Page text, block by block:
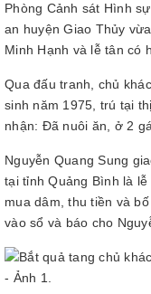
Phòng Cảnh sát Hình
an huyện Giao Thủy
Minh Hạnh và lễ tân có
Qua đấu tranh, chủ
sinh năm 1975, trú tại
nhận: Đã nuôi ăn, ở 2
Nguyễn Quang Sung
tại tỉnh Quảng Bình là
mua dâm, thu tiền và
vào sổ và báo cho